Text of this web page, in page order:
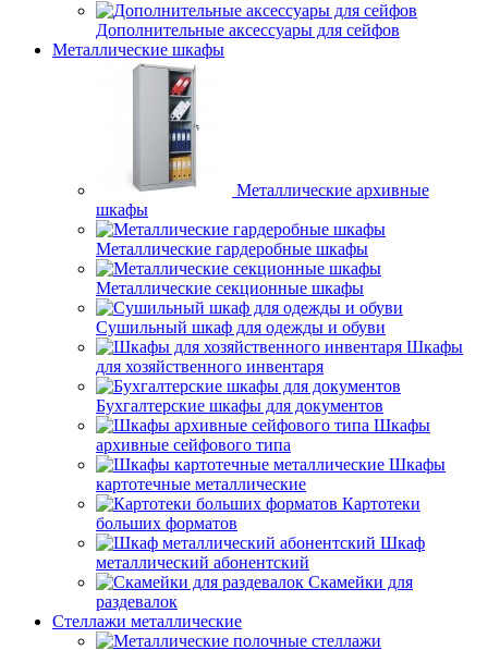
Дополнительные аксессуары для сейфов
Металлические шкафы
Металлические архивные
шкафы
Металлические гардеробные шкафы
Металлические секционные шкафы
Сушильный шкаф для одежды и обуви
Шкафы
для хозяйственного инвентаря
Бухгалтерские шкафы для документов
Шкафы
архивные сейфового типа
Шкафы
картотечные металлические
Картотеки
больших форматов
Шкаф
металлический абонентский
Скамейки для
раздевалок
Стеллажи металлические